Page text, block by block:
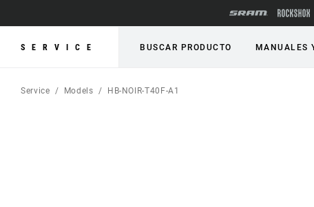
SERVICE BUSCAR PRODUCTO MANUALES
Service Models HB-NOIR-T40F-A1